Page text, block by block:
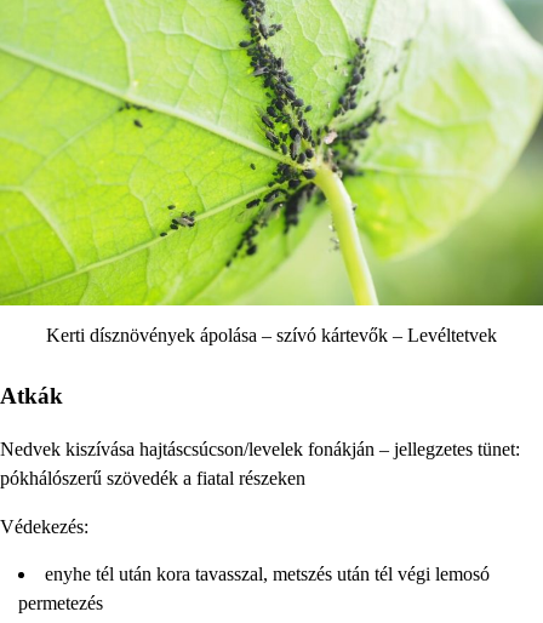
Kerti dísznövények ápolása – szívó kártevők – Levéltetvek
Atkák
Nedvek kiszívása hajtáscsúcson/levelek fonákján – jellegzetes tünet:
pókhálószerű szövedék a fiatal részeken
Védekezés:
enyhe tél után kora tavasszal, metszés után tél végi lemosó
permetezés